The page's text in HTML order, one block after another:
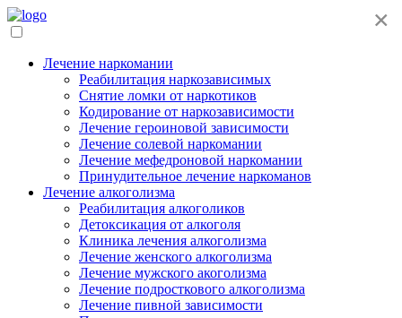
Лечение наркомании
Реабилитация наркозависимых
Снятие ломки от наркотиков
Кодирование от наркозависимости
Лечение героиновой зависимости
Лечение солевой наркомании
Лечение мефедроновой наркомании
Принудительное лечение наркоманов
Лечение алкоголизма
Реабилитация алкоголиков
Детоксикация от алкоголя
Клиника лечения алкоголизма
Лечение женского алкоголизма
Лечение мужского акоголизма
Лечение подросткового алкоголизма
Лечение пивной зависимости
×